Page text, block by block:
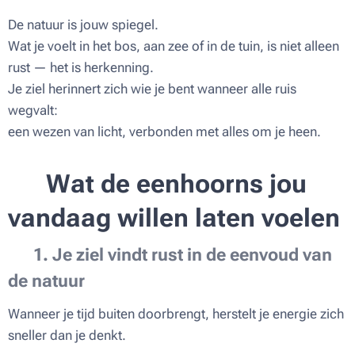
De natuur is jouw spiegel.
Wat je voelt in het bos, aan zee of in de tuin, is niet alleen
rust — het is herkenning.
Je ziel herinnert zich wie je bent wanneer alle ruis
wegvalt:
een wezen van licht, verbonden met alles om je heen.
Wat de eenhoorns jou
vandaag willen laten voelen
1. Je ziel vindt rust in de eenvoud van
de natuur
Wanneer je tijd buiten doorbrengt, herstelt je energie zich
sneller dan je denkt.